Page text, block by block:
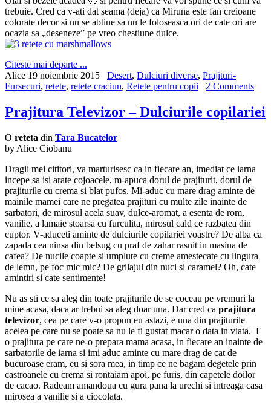
trebuie. Cred ca v-ati dat seama (deja) ca Miruna este fan creioane
colorate decor si nu se abtine sa nu le foloseasca ori de cate ori are
ocazia sa „deseneze” pe vreo chestiune dulce.
Citeste mai departe ...
Alice 19 noiembrie 2015 Desert, Dulciuri diverse, Prajituri-
Fursecuri, retete, retete craciun, Retete pentru copii 2 Comments
Prajitura Televizor – Dulciurile copilariei
O reteta din Tara Bucatelor
by Alice Ciobanu
Dragii mei cititori, va marturisesc ca in fiecare an, imediat ce iarna
incepe sa isi arate cojoacele, m-apuca dorul de prajiturit, dorul de
prajiturile cu crema si blat pufos. Mi-aduc cu mare drag aminte de
mainile mamei care ne pregatea prajituri cu multe zile inainte de
sarbatori, de mirosul acela suav, dulce-aromat, a esenta de rom,
vanilie, a lamaie stoarsa cu furculita, mirosul cald ce razbatea din
cuptor. V-aduceti aminte de dulciurile copilariei voastre? De alba ca
zapada cea ninsa din belsug cu praf de zahar rasnit in masina de
cafea? De nucile coapte si umplute cu creme amestecate cu lingura
de lemn, pe foc mic mic? De grilajul din nuci si caramel? Oh, cate
amintiri si cate sentimente!
Nu as sti ce sa aleg din toate prajiturile de se coceau pe vremuri la
mine acasa, daca ar trebui sa aleg doar una. Dar cred ca prajitura
televizor, cea pe care v-o propun eu astazi, e una din prajiturile
acelea pe care nu se poate sa nu le fi gustat macar o data in viata. E
o prajitura pe care ne-o prepara mama acasa, in fiecare an inainte de
sarbatorile de iarna si imi aduc aminte cu mare drag de cat de
bucuroase eram, eu si sora mea, in timp ce ne bagam degetele prin
castroanele cu crema si rontaiam apoi, pe furis, din capetele doilor
de cacao. Radeam amandoua cu gura pana la urechi si intreaga casa
mirosea a vanilie si a ciocolata.